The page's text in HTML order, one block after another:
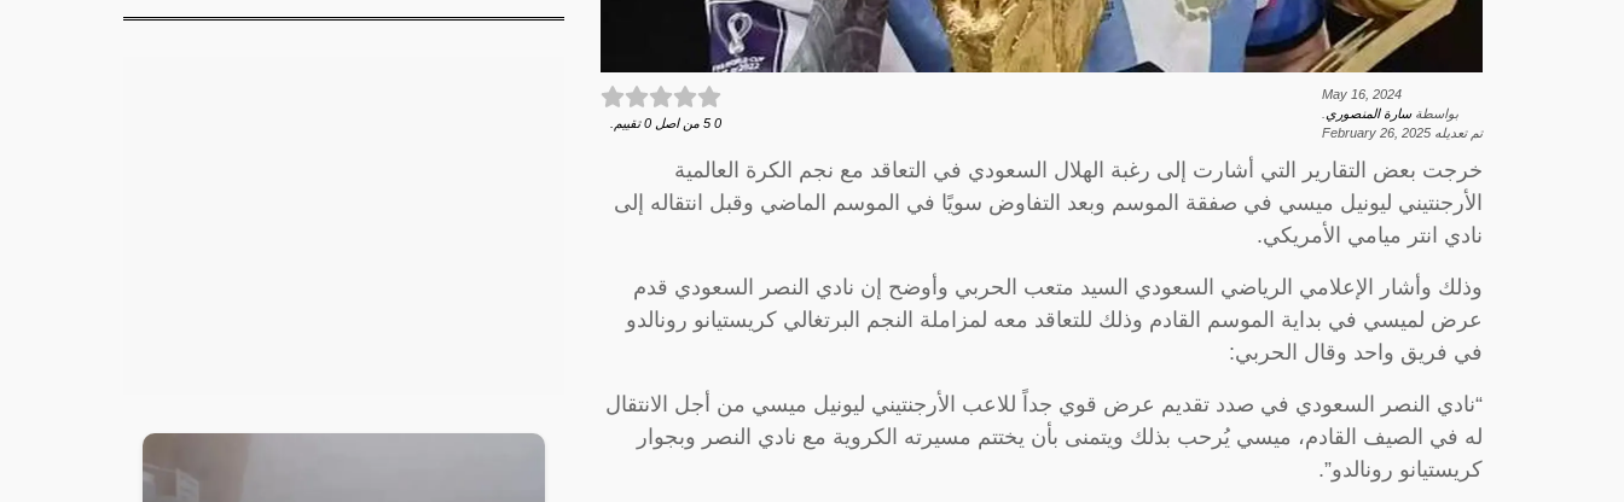
May 16, 2024
بواسطةسارة المنصوري
تم تعديله February 26, 2025
0
5 من اصل 0 تقييم.
خرجت بعض التقارير التي أشارت إلى رغبة الهلال السعودي في التعاقد مع نجم الكرة العالمية
الأرجنتيني ليونيل ميسي في صفقة الموسم وبعد التفاوض سويًا في الموسم الماضي وقبل انتقاله إلى
نادي انتر ميامي الأمريكي.
وذلك وأشار الإعلامي الرياضي السعودي السيد متعب الحربي وأوضح إن نادي النصر السعودي قدم
عرض لميسي في بداية الموسم القادم وذلك للتعاقد معه لمزاملة النجم البرتغالي كريستيانو رونالدو
في فريق واحد وقال الحربي:
“نادي النصر السعودي في صدد تقديم عرض قوي جداً للاعب الأرجنتيني ليونيل ميسي من أجل الانتقال
له في الصيف القادم، ميسي يُرحب بذلك ويتمنى بأن يختتم مسيرته الكروية مع نادي النصر وبجوار
كريستيانو رونالدو”.